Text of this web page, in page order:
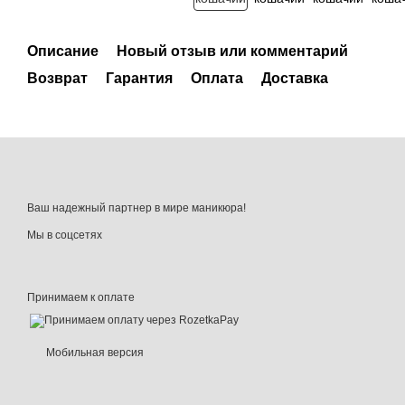
Описание
Новый отзыв или комментарий
Возврат
Гарантия Оплата Доставка
Ваш надежный партнер в мире маникюра!
Мы в соцсетях
Принимаем к оплате
Мобильная версия